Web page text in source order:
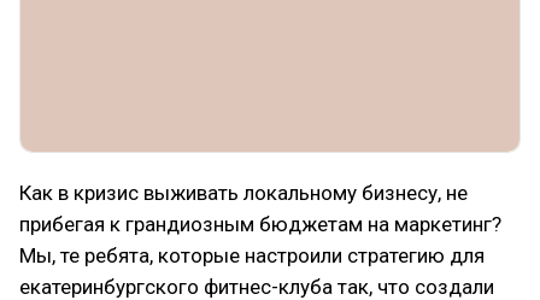
Как в кризис выживать локальному бизнесу, не
прибегая к грандиозным бюджетам на маркетинг?
Мы, те ребята, которые настроили стратегию для
екатеринбургского фитнес-клуба так, что создали